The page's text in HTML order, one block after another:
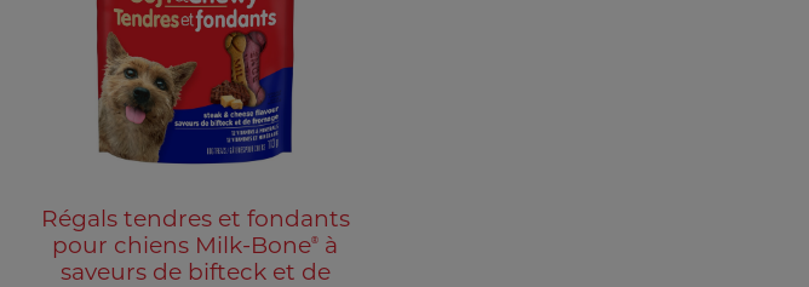
Régals tendres et fondants
pour chiens Milk-Bone®
à
saveurs de bifteck et de